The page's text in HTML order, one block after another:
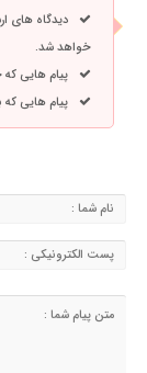
دیدگاه های
خواهد شد.
پیام هایی
پیام هایی که